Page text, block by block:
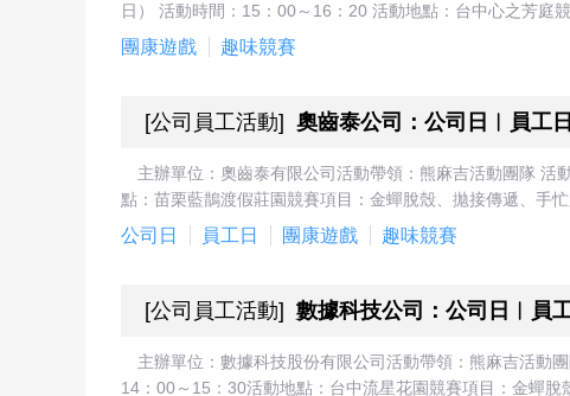
日） 活動時間：15：00～16：20 活動地點：台中心之芳庭競
團康遊戲 趣味競賽
[公司員工活動] 奧齒泰公司：公司日︱員工
主辦單位：奧齒泰有限公司活動帶領：熊麻吉活動團隊
點：苗栗藍鵲渡假莊園競賽項目：金蟬脫殼、拋接傳遞、手忙
公司日 員工日 團康遊戲 趣味競賽
[公司員工活動] 數據科技公司：公司日︱員
主辦單位：數據科技股份有限公司活動帶領：熊麻吉活動
14：00～15：30活動地點：台中流星花園競賽項目：金蟬脫